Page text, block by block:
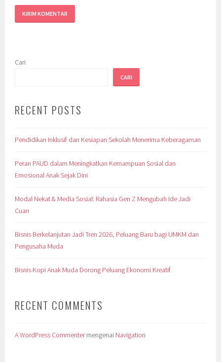
Cari
CARI
RECENT POSTS
Pendidikan Inklusif dan Kesiapan Sekolah Menerima Keberagaman
Peran PAUD dalam Meningkatkan Kemampuan Sosial dan
Emosional Anak Sejak Dini
Modal Nekat & Media Sosial: Rahasia Gen Z Mengubah Ide Jadi
Cuan
Bisnis Berkelanjutan Jadi Tren 2026, Peluang Baru bagi UMKM dan
Pengusaha Muda
Bisnis Kopi Anak Muda Dorong Peluang Ekonomi Kreatif
RECENT COMMENTS
A WordPress Commentermengenai Navigation